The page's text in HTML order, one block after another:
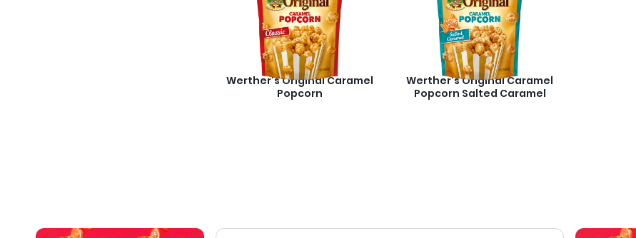
Werther's Original Caramel
Popcorn
Werther's Original Caramel
Popcorn Salted Caramel